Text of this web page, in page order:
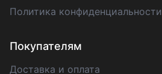
Политика конфиденциальности
Покупателям
Доставка и оплата